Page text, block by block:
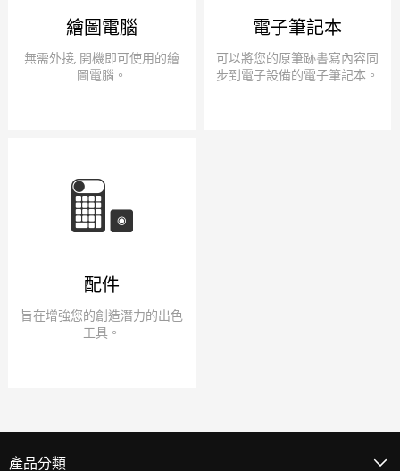
繪圖電腦
無需外接, 開機即可使用的繪
圖電腦。
電子筆記本
可以將您的原筆跡書寫內容同
步到電子設備的電子筆記本。
配件
旨在增強您的創造潛力的出色
工具。
產品分類